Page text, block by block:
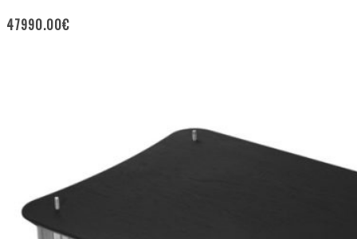
47990.00€